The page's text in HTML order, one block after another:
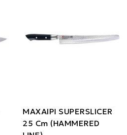
ΜΑΧΑΙΡΙ SUPERSLICER
25 Cm (HAMMERED